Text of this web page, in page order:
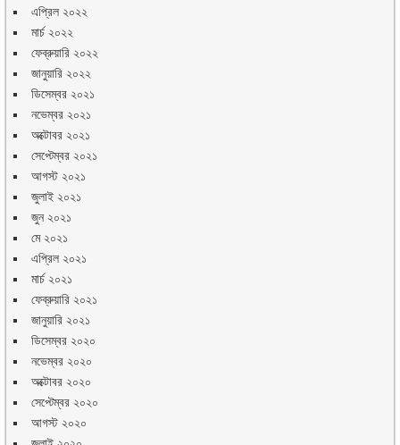
এপ্রিল ২০২২
মার্চ ২০২২
ফেব্রুয়ারি ২০২২
জানুয়ারি ২০২২
ডিসেম্বর ২০২১
নভেম্বর ২০২১
অক্টোবর ২০২১
সেপ্টেম্বর ২০২১
আগস্ট ২০২১
জুলাই ২০২১
জুন ২০২১
মে ২০২১
এপ্রিল ২০২১
মার্চ ২০২১
ফেব্রুয়ারি ২০২১
জানুয়ারি ২০২১
ডিসেম্বর ২০২০
নভেম্বর ২০২০
অক্টোবর ২০২০
সেপ্টেম্বর ২০২০
আগস্ট ২০২০